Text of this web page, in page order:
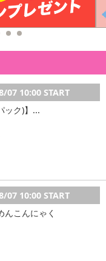
ださい。なお、本理由
対応いたしかねます。
んたん決済）、ソフトバ
AEON Pay、Amazon
トへ遷移します。
期限日にお支払いを完
うえでお申し込みくだ
品の発送完了後、配送
ございます。
によってご指定できる
す。
07 10:00 START
ック)】...
07 10:00 START
んこんにゃく